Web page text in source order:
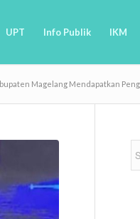
UPT Info Publik IKM
Magelang Mendapatkan